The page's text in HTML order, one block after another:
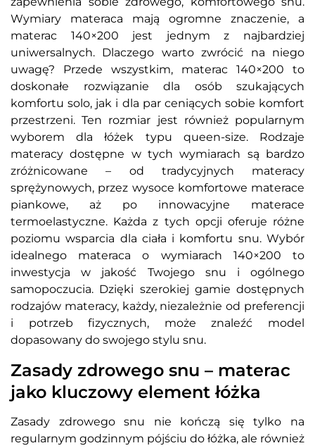
Wymiary materaca mają ogromne znaczenie, a
materac 140×200 jest jednym z najbardziej
uniwersalnych. Dlaczego warto zwrócić na niego
uwagę? Przede wszystkim, materac 140×200 to
doskonałe rozwiązanie dla osób szukających
komfortu solo, jak i dla par ceniących sobie komfort
przestrzeni. Ten rozmiar jest również popularnym
wyborem dla łóżek typu queen-size. Rodzaje
materacy dostępne w tych wymiarach są bardzo
zróżnicowane – od tradycyjnych materacy
sprężynowych, przez wysoce komfortowe materace
piankowe, aż po innowacyjne materace
termoelastyczne. Każda z tych opcji oferuje różne
poziomu wsparcia dla ciała i komfortu snu. Wybór
idealnego materaca o wymiarach 140×200 to
inwestycja w jakość Twojego snu i ogólnego
samopoczucia. Dzięki szerokiej gamie dostępnych
rodzajów materacy, każdy, niezależnie od preferencji
i potrzeb fizycznych, może znaleźć model
dopasowany do swojego stylu snu.
Zasady zdrowego snu – materac
jako kluczowy element łóżka
Zasady zdrowego snu nie kończą się tylko na
regularnym godzinnym pójściu do łóżka, ale również